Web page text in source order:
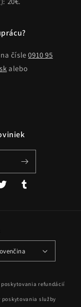
čísle0910 95
alebo
Tumblr
refundácií
poskytovania služby